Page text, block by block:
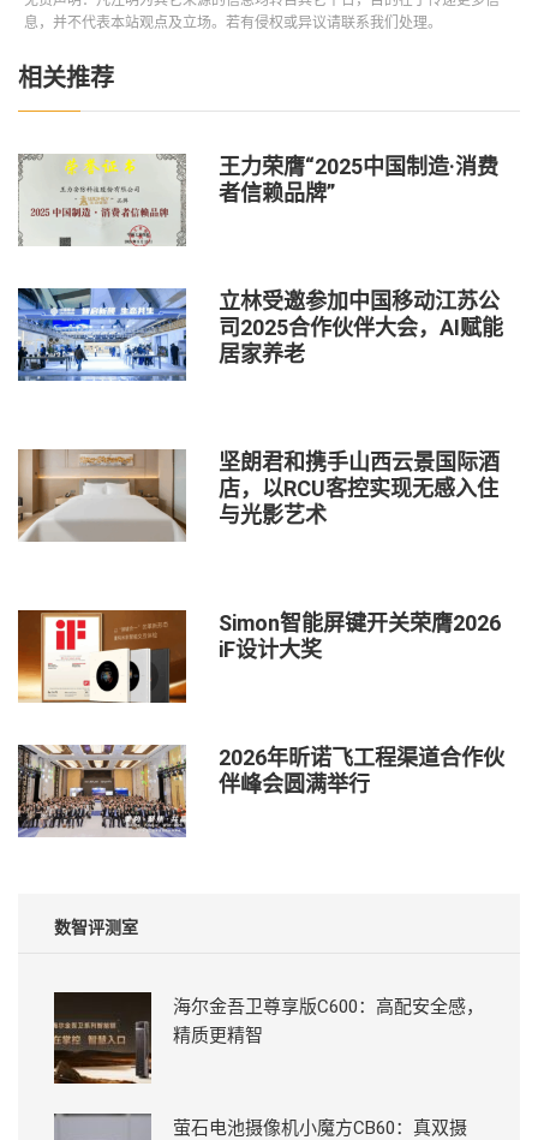
息，并不代表本站观点及立场。若有侵权或异议请联系我们处理。
相关推荐
王力荣膺“2025中国制造·消费
者信赖品牌”
立林受邀参加中国移动江苏公
司2025合作伙伴大会，AI赋能
居家养老
坚朗君和携手山西云景国际酒
店，以RCU客控实现无感入住
与光影艺术
Simon智能屏键开关荣膺2026
iF设计大奖
2026年昕诺飞工程渠道合作伙
伴峰会圆满举行
数智评测室
海尔金吾卫尊享版C600：高配安全感，
精质更精智
萤石电池摄像机小魔方CB60：真双摄